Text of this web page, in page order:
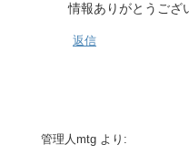
情報ありがとうござ
返信
管理人mtg より: